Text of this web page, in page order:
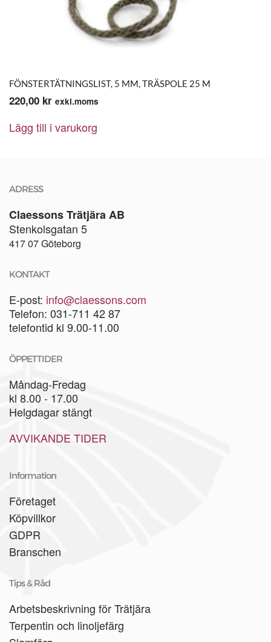
FÖNSTERTÄTNINGSLIST, 5 MM, TRÄSPOLE 25 M
220,00 kr exkl.moms
Lägg till i varukorg
ADRESS
Claessons Trätjära AB
Stenkolsgatan 5
417 07 Göteborg
KONTAKT
E-post: info@claessons.com
Telefon: 031-711 42 87
telefontid kl 9.00-11.00
ÖPPETTIDER
Måndag-Fredag
kl 8.00 - 17.00
Helgdagar stängt
AVVIKANDE TIDER
Information
Företaget
Köpvillkor
GDPR
Branschen
Tips & Råd
Arbetsbeskrivning för Trätjära
Terpentin och linoljefärg